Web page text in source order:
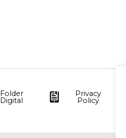
Folder
Digital
Privacy
Policy